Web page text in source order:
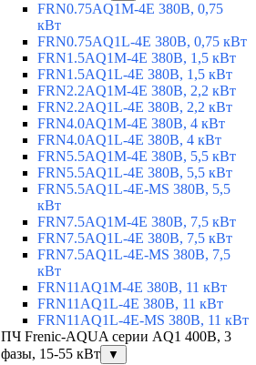
FRN0.75AQ1M-4E 380В, 0,75
кВт
FRN0.75AQ1L-4E 380В, 0,75 кВт
FRN1.5AQ1M-4E 380В, 1,5 кВт
FRN1.5AQ1L-4E 380В, 1,5 кВт
FRN2.2AQ1M-4E 380В, 2,2 кВт
FRN2.2AQ1L-4E 380В, 2,2 кВт
FRN4.0AQ1M-4E 380В, 4 кВт
FRN4.0AQ1L-4E 380В, 4 кВт
FRN5.5AQ1M-4E 380В, 5,5 кВт
FRN5.5AQ1L-4E 380В, 5,5 кВт
FRN5.5AQ1L-4E-MS 380В, 5,5
кВт
FRN7.5AQ1M-4E 380В, 7,5 кВт
FRN7.5AQ1L-4E 380В, 7,5 кВт
FRN7.5AQ1L-4E-MS 380В, 7,5
кВт
FRN11AQ1M-4E 380В, 11 кВт
FRN11AQ1L-4E 380В, 11 кВт
FRN11AQ1L-4E-MS 380В, 11 кВт
ПЧ Frenic-AQUA серии AQ1 400В, 3
фазы, 15-55 кВт
▼